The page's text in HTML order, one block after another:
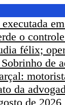
o
félix;
Sobrinho de
da
de 2026